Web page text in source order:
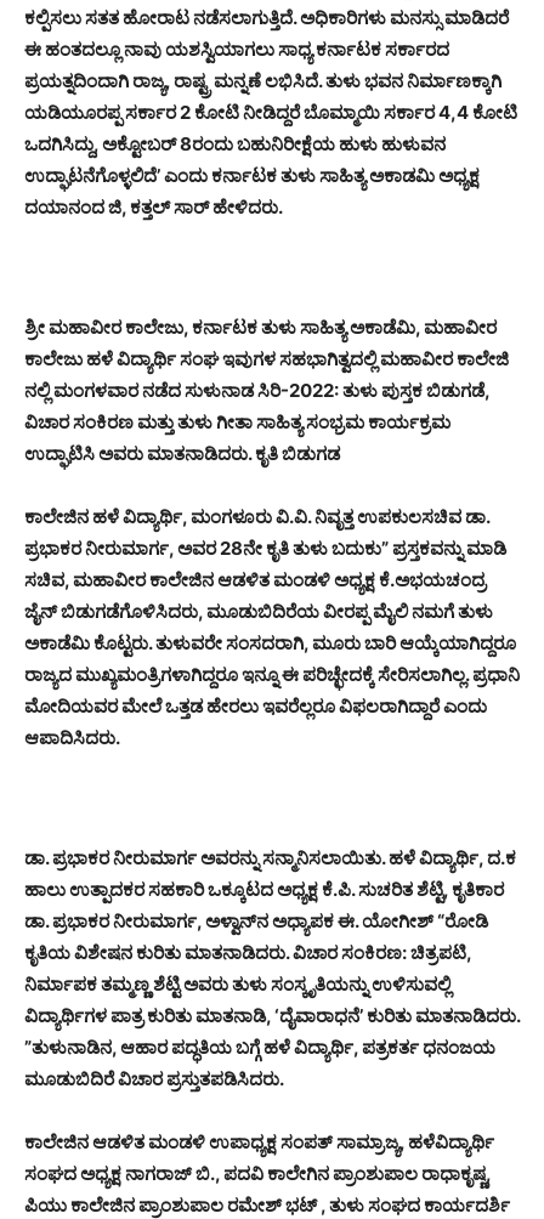
ಕಲ್ಪಿಸಲು ಸತತ ಹೋರಾಟ ನಡೆಸಲಾಗುತ್ತಿದೆ. ಅಧಿಕಾರಿಗಳು ಮನಸ್ಸು ಮಾಡಿದರೆ
ಈ ಹಂತದಲ್ಲೂ ನಾವು ಯಶಸ್ವಿಯಾಗಲು ಸಾಧ್ಯ ಕರ್ನಾಟಕ ಸರ್ಕಾರದ
ಪ್ರಯತ್ನದಿಂದಾಗಿ ರಾಜ್ಯ, ರಾಷ್ಟ್ರ ಮನ್ನಣೆ ಲಭಿಸಿದೆ. ತುಳು ಭವನ ನಿರ್ಮಾಣಕ್ಕಾಗಿ
ಯಡಿಯೂರಪ್ಪ ಸರ್ಕಾರ 2 ಕೋಟಿ ನೀಡಿದ್ದರೆ ಬೊಮ್ಮಾಯಿ ಸರ್ಕಾರ 4,4 ಕೋಟಿ
ಒದಗಿಸಿದ್ದು, ಅಕ್ಟೋಬರ್ 8ರಂದು ಬಹುನಿರೀಕ್ಷೆಯ ಹುಳು ಹುಳುವನ
ಉದ್ಘಾಟನೆಗೊಳ್ಳಲಿದೆ’ ಎಂದು ಕರ್ನಾಟಕ ತುಳು ಸಾಹಿತ್ಯ ಅಕಾಡಮಿ ಅಧ್ಯಕ್ಷ
ದಯಾನಂದ ಜಿ, ಕತ್ತಲ್ ಸಾರ್ ಹೇಳಿದರು.
ಶ್ರೀ ಮಹಾವೀರ ಕಾಲೇಜು, ಕರ್ನಾಟಕ ತುಳು ಸಾಹಿತ್ಯ ಅಕಾಡೆಮಿ, ಮಹಾವೀರ
ಕಾಲೇಜು ಹಳೆ ವಿದ್ಯಾರ್ಥಿ ಸಂಘ ಇವುಗಳ ಸಹಭಾಗಿತ್ವದಲ್ಲಿ ಮಹಾವೀರ ಕಾಲೇಜಿ
ನಲ್ಲಿ ಮಂಗಳವಾರ ನಡೆದ ಸುಳುನಾಡ ಸಿರಿ-2022: ತುಳು ಪುಸ್ತಕ ಬಿಡುಗಡೆ,
ವಿಚಾರ ಸಂಕಿರಣ ಮತ್ತು ತುಳು ಗೀತಾ ಸಾಹಿತ್ಯ ಸಂಭ್ರಮ ಕಾರ್ಯಕ್ರಮ
ಉದ್ಘಾಟಿಸಿ ಅವರು ಮಾತನಾಡಿದರು. ಕೃತಿ ಬಿಡುಗಡ
ಕಾಲೇಜಿನ ಹಳೆ ವಿದ್ಯಾರ್ಥಿ, ಮಂಗಳೂರು ವಿ.ವಿ. ನಿವೃತ್ತ ಉಪಕುಲಸಚಿವ ಡಾ.
ಪ್ರಭಾಕರ ನೀರುಮಾರ್ಗ, ಅವರ 28ನೇ ಕೃತಿ ತುಳು ಬದುಕು” ಪ್ರಸ್ತಕವನ್ನು ಮಾಡಿ
ಸಚಿವ, ಮಹಾವೀರ ಕಾಲೇಜಿನ ಆಡಳಿತ ಮಂಡಳಿ ಅಧ್ಯಕ್ಷ ಕೆ.ಅಭಯಚಂದ್ರ
ಜೈನ್ ಬಿಡುಗಡೆಗೊಳಿಸಿದರು, ಮೂಡುಬಿದಿರೆಯ ವೀರಪ್ಪ ಮೈಲಿ ನಮಗೆ ತುಳು
ಅಕಾಡೆಮಿ ಕೊಟ್ಟರು. ತುಳುವರೇ ಸಂಸದರಾಗಿ, ಮೂರು ಬಾರಿ ಆಯ್ಕೆಯಾಗಿದ್ದರೂ
ರಾಜ್ಯದ ಮುಖ್ಯಮಂತ್ರಿಗಳಾಗಿದ್ದರೂ ಇನ್ನೂ ಈ ಪರಿಚ್ಛೇದಕ್ಕೆ ಸೇರಿಸಲಾಗಿಲ್ಲ. ಪ್ರಧಾನಿ
ಮೋದಿಯವರ ಮೇಲೆ ಒತ್ತಡ ಹೇರಲು ಇವರೆಲ್ಲರೂ ವಿಫಲರಾಗಿದ್ದಾರೆ ಎಂದು
ಆಪಾದಿಸಿದರು.
ಡಾ. ಪ್ರಭಾಕರ ನೀರುಮಾರ್ಗ ಅವರನ್ನು ಸನ್ಮಾನಿಸಲಾಯಿತು. ಹಳೆ ವಿದ್ಯಾರ್ಥಿ, ದ.ಕ
ಹಾಲು ಉತ್ಪಾದಕರ ಸಹಕಾರಿ ಒಕ್ಕೂಟದ ಅಧ್ಯಕ್ಷ ಕೆ.ಪಿ. ಸುಚರಿತ ಶೆಟ್ಟಿ, ಕೃತಿಕಾರ
ಡಾ. ಪ್ರಭಾಕರ ನೀರುಮಾರ್ಗ, ಅಳ್ವಾನ್‍ನ ಅಧ್ಯಾಪಕ ಈ. ಯೋಗೀಶ್ “ರೋಡಿ
ಕೃತಿಯ ವಿಶೇಷನ ಕುರಿತು ಮಾತನಾಡಿದರು. ವಿಚಾರ ಸಂಕಿರಣ: ಚಿತ್ರಪಟಿ,
ನಿರ್ಮಾಪಕ ತಮ್ಮಣ್ಣ ಶೆಟ್ಟಿ ಅವರು ತುಳು ಸಂಸ್ಕೃತಿಯನ್ನು ಉಳಿಸುವಲ್ಲಿ
ವಿದ್ಯಾರ್ಥಿಗಳ ಪಾತ್ರ ಕುರಿತು ಮಾತನಾಡಿ, ‘ದೈವಾರಾಧನೆ’ ಕುರಿತು ಮಾತನಾಡಿದರು.
”ತುಳುನಾಡಿನ, ಆಹಾರ ಪದ್ಧತಿಯ ಬಗ್ಗೆ ಹಳೆ ವಿದ್ಯಾರ್ಥಿ, ಪತ್ರಕರ್ತ ಧನಂಜಯ
ಮೂಡುಬಿದಿರೆ ವಿಚಾರ ಪ್ರಸ್ತುತಪಡಿಸಿದರು.
ಕಾಲೇಜಿನ ಆಡಳಿತ ಮಂಡಳಿ ಉಪಾಧ್ಯಕ್ಷ ಸಂಪತ್ ಸಾಮ್ರಾಜ್ಯ, ಹಳೆವಿದ್ಯಾರ್ಥಿ
ಸಂಘದ ಅಧ್ಯಕ್ಷ ನಾಗರಾಜ್ ಬಿ., ಪದವಿ ಕಾಲೇಗಿನ ಪ್ರಾಂಶುಪಾಲ ರಾಧಾಕೃಷ್ಣ,
ಪಿಯು ಕಾಲೇಜಿನ ಪ್ರಾಂಶುಪಾಲ ರಮೇಶ್ ಭಟ್ , ತುಳು ಸಂಘದ ಕಾರ್ಯದರ್ಶಿ